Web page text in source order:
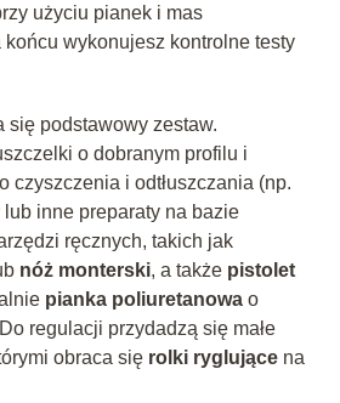
użyciu pianek i mas
wykonujesz kontrolne testy
się podstawowy zestaw.
o dobranym profilu i
czyszczenia i odtłuszczania (np.
inne preparaty na bazie
ręcznych, takich jak
nóż monterski, a także pistolet
pianka poliuretanowao
regulacji przydadzą się małe
obraca się rolki ryglującena